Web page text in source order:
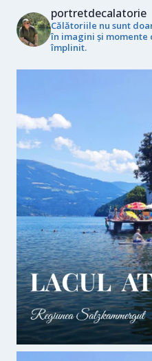
portretdecalatorie
Călătoriile nu sunt
în imagini și
împlinit.